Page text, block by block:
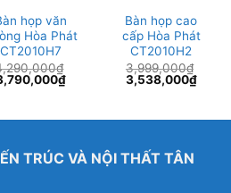
họp văn
Hòa Phát
CT2010H7
₫
gốc
₫Giá
Bàn họp cao
cấp Hòa Phát
CT2010H2
3,999,000₫
Giá
gốc
3,538,000₫Giá
hiện
TRÚC VÀ NỘI THẤT TÂN